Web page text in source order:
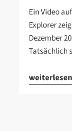
Ein Video
Explorer
Dezember
Tatsächlich
weiterlesen